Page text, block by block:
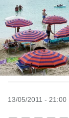
13/05/2011 - 21:00